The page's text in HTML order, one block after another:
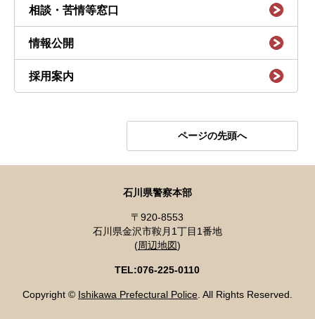
相談・苦情等窓口
情報公開
採用案内
ページの先頭へ
石川県警察本部
〒920-8553
石川県金沢市鞍月1丁目1番地
(周辺地図 )
TEL:076-225-0110
Copyright © Ishikawa Prefectural Police. All Rights Reserved.